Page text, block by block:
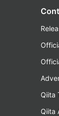
Qiita
Qiita